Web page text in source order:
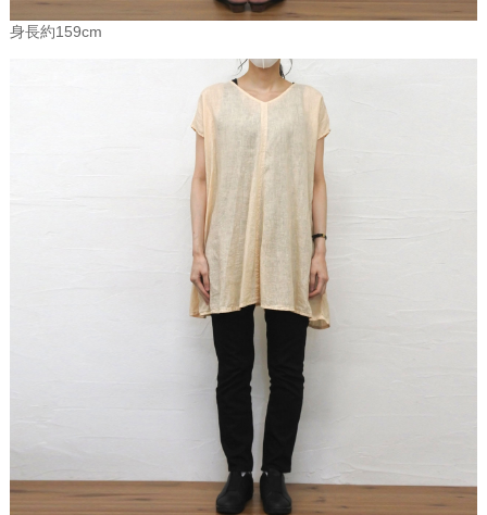
日本という国の範囲でショートタームから観ても亜麻の人気が高ま
ってきています。それは本物を求める消費者によるリネン商品の再
評価の動きがあるからです。キッチン・ダイニングルーム・バスル
ーム・ベッドルームなど室内で用いられる繊維製品は数々あります
が、それらを肌ざわりの良いリネンにすることが「豊かで充実した
生活」のシンボルになりつつあります。ハンカチやバッグ類でも、
リネンは高級品の代名詞です。
化学繊維から生物由来のホンモノの繊維製品を求める消費者の動き
は、経済成長が一段落し成熟社会に入った先進国を中心に、今後、
着実に広がっていくと思われます。
身長約159cm